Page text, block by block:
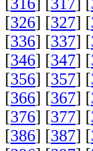
[326] [327] [
[336] [337] [
[346] [347] [
[356] [357] [
[366] [367] [
[376] [377] [
[386] [387] [